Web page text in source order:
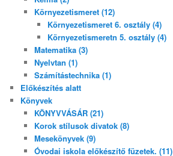
Környezetismeret (12)
Környezetismeret 6. osztály (4)
Környezetismeretn 5. osztály (4)
Matematika (3)
Nyelvtan (1)
Számítástechnika (1)
Előkészítés alatt
Könyvek
KÖNYVVÁSÁR (21)
Korok stílusok divatok (8)
Mesekönyvek (9)
Óvodai iskola előkészítő füzetek. (11)